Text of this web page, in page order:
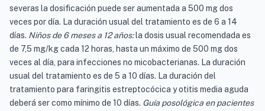
severas la dosificación puede ser aumentada a 500 mg dos
veces por día. La duración usual del tratamiento es de 6 a 14
días. Niños de 6 meses a 12 años:la dosis usual recomendada es
de 7,5 mg/kg cada 12 horas, hasta un máximo de 500 mg dos
veces al día, para infecciones no micobacterianas. La duración
usual del tratamiento es de 5 a 10 días. La duración del
tratamiento para faringitis estreptocócica y otitis media aguda
deberá ser como mínimo de 10 días. Guía posológica en pacientes